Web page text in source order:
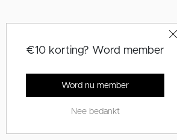
€10 korting? Word member
Word nu member
Nee bedankt